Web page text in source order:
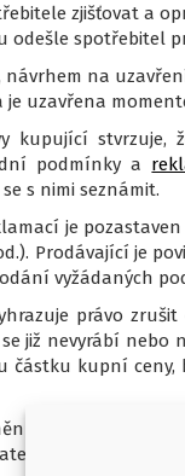
zjišťovat a
odešle spotřebitel
na
uzavřena
kupující stvrzuje,
podmínky a
s nimi seznámit.
je
Prodávající je
vyžádaných
právo
již nevyrábí nebo
částku kupní
v závislosti na
potvrzení